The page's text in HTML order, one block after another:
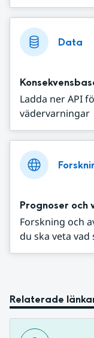
Data
Ladda ner API
vädervarningar
Prognoser och
Forskning och
du ska veta vad
Relaterade